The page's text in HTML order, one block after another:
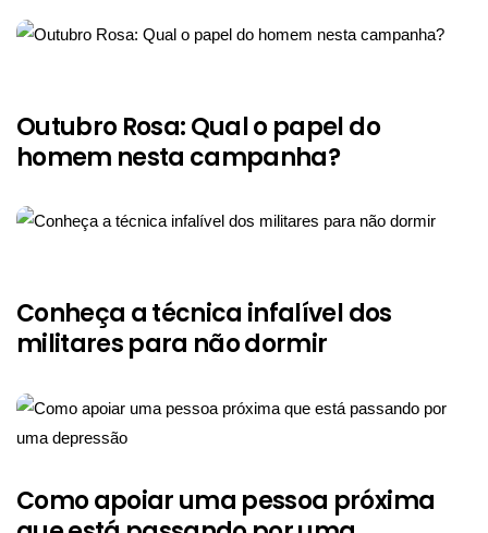
Outubro Rosa: Qual o papel do
homem nesta campanha?
Conheça a técnica infalível dos
militares para não dormir
Como apoiar uma pessoa próxima